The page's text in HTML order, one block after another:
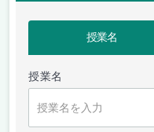
授業名
授業名